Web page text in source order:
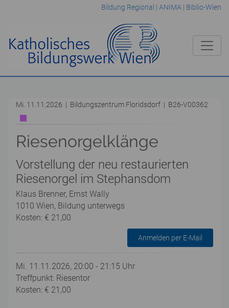
Bildung Regional | ANIMA | Biblio-Wien
Mi. 11.11.2026 | Bildungszentrum Floridsdorf | B26-V00362
Riesenorgelklänge
Vorstellung der neu restaurierten
Riesenorgel im Stephansdom
Klaus Brenner, Ernst Wally
1010 Wien, Bildung unterwegs
Kosten: € 21,00
Anmelden per E-Mail
Mi. 11.11.2026, 20:00 - 21:15 Uhr
Treffpunkt: Riesentor
Kosten: € 21,00